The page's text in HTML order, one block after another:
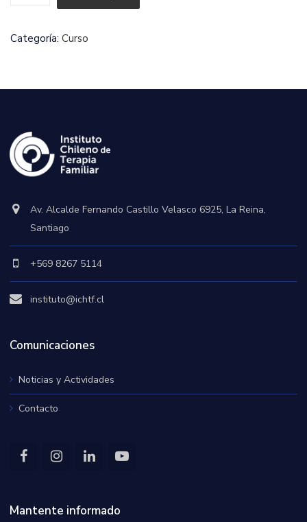
Terapia
Ensambladas
cantidad
Categoría: Curso
Av. Alcalde Fernando Castillo Velasco 6925, La Reina,
Santiago
+569 8267 5114
instituto@ichtf.cl
Comunicaciones
Noticias y Actividades
Contacto
Mantente informado